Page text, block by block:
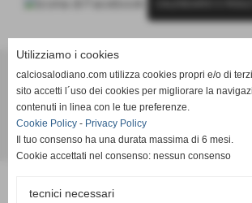
Calcio Salodiano
info@calciosalodiano.com
Realizzazione siti web
Utilizziamo i cookies
calciosalodiano.com utilizza cookies propri e/o di
sito accetti l´uso dei cookies per migliorare la
contenuti in linea con le tue preferenze.
Cookie Policy - Privacy Policy
Il tuo consenso ha una durata massima di 6 mesi.
Cookie accettati nel consenso: nessun consenso
tecnici necessari